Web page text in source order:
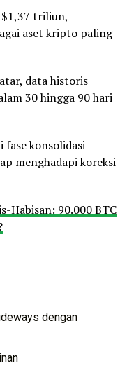
$1,37 triliun,
aset kripto paling
data historis
30 hingga 90 hari
fase konsolidasi
menghadapi koreksi
Habisan: 90.000 BTC
dengan